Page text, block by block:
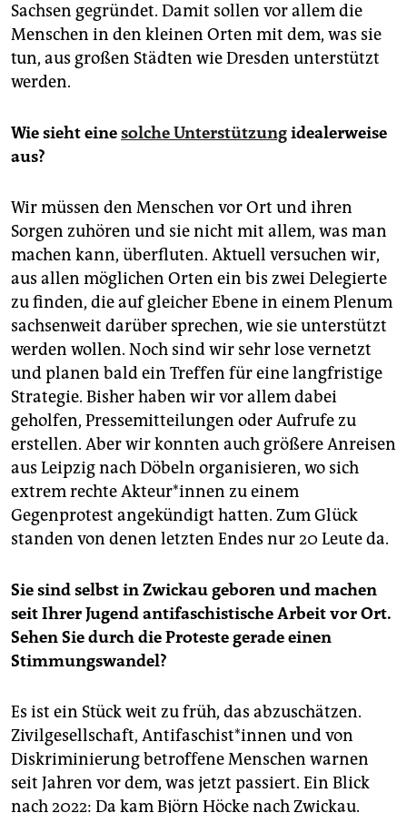
Sachsen gegründet. Damit sollen vor allem die
Menschen in den kleinen Orten mit dem, was sie
tun, aus großen Städten wie Dresden unterstützt
werden.
Wie sieht einesolche Unterstützungidealerweise
aus?
Wir müssen den Menschen vor Ort und ihren
Sorgen zuhören und sie nicht mit allem, was man
machen kann, überfluten. Aktuell versuchen wir,
aus allen möglichen Orten ein bis zwei Delegierte
zu finden, die auf gleicher Ebene in einem Plenum
sachsenweit darüber sprechen, wie sie unterstützt
werden wollen. Noch sind wir sehr lose vernetzt
und planen bald ein Treffen für eine langfristige
Strategie. Bisher haben wir vor allem dabei
geholfen, Pressemitteilungen oder Aufrufe zu
erstellen. Aber wir konnten auch größere Anreisen
aus Leipzig nach Döbeln organisieren, wo sich
extrem rechte Ak­teu­r*in­nen zu einem
Gegenprotest angekündigt hatten. Zum Glück
standen von denen letzten Endes nur 20 Leute da.
Sie sind selbst in Zwickau geboren und machen
seit Ihrer Jugend antifaschistische Arbeit vor Ort.
Sehen Sie durch die Proteste gerade einen
Stimmungswandel?
Es ist ein Stück weit zu früh, das abzuschätzen.
Zivilgesellschaft, An­ti­fa­schis­t*in­nen und von
Diskriminierung betroffene Menschen warnen
seit Jahren vor dem, was jetzt passiert. Ein Blick
nach 2022: Da kam Björn Höcke nach Zwickau.